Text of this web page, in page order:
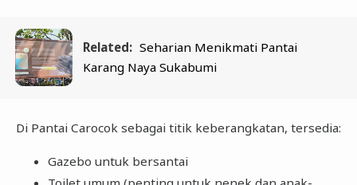
Related: Seharian Menikmati Pantai
Karang Naya Sukabumi
Di Pantai Carocok sebagai titik keberangkatan, tersedia:
Gazebo untuk bersantai